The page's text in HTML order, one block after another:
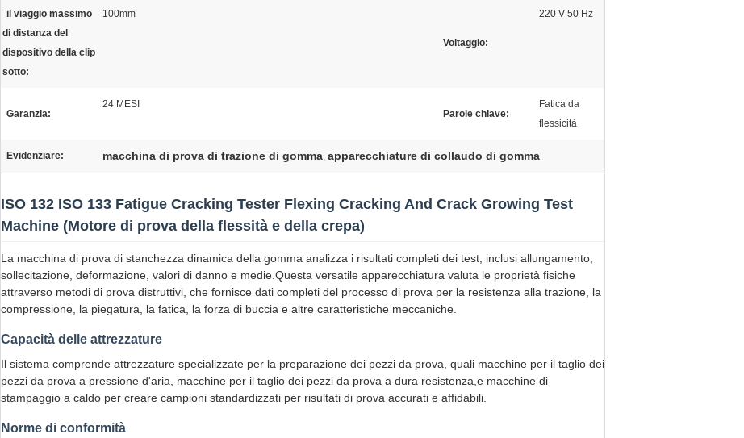
il viaggio massimo
di distanza del
dispositivo della clip
sotto:
100mm
Voltaggio:
220 V 50 Hz
Garanzia:
24 MESI
Parole chiave:
Fatica da
flessicità
Evidenziare: macchina di prova di trazione di gomma, apparecchiature di collaudo di gomma
ISO 132 ISO 133 Fatigue Cracking Tester Flexing Cracking And Crack Growing Test
Machine (Motore di prova della flessità e della crepa)
La macchina di prova di stanchezza dinamica della gomma analizza i risultati completi dei test, inclusi allungamento,
sollecitazione, deformazione, valori di danno e medie.Questa versatile apparecchiatura valuta le proprietà fisiche
attraverso metodi di prova distruttivi, che fornisce dati completi del processo di prova per la resistenza alla trazione, la
compressione, la piegatura, la fatica, la forza di buccia e altre caratteristiche meccaniche.
Capacità delle attrezzature
Il sistema comprende attrezzature specializzate per la preparazione dei pezzi da prova, quali macchine per il taglio dei
pezzi da prova a pressione d'aria, macchine per il taglio dei pezzi da prova a dura resistenza,e macchine di
stampaggio a caldo per creare campioni standardizzati per risultati di prova accurati e affidabili.
Norme di conformità